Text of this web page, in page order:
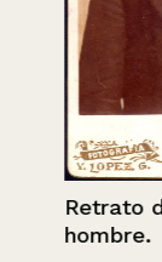
Retrato de
hombre.